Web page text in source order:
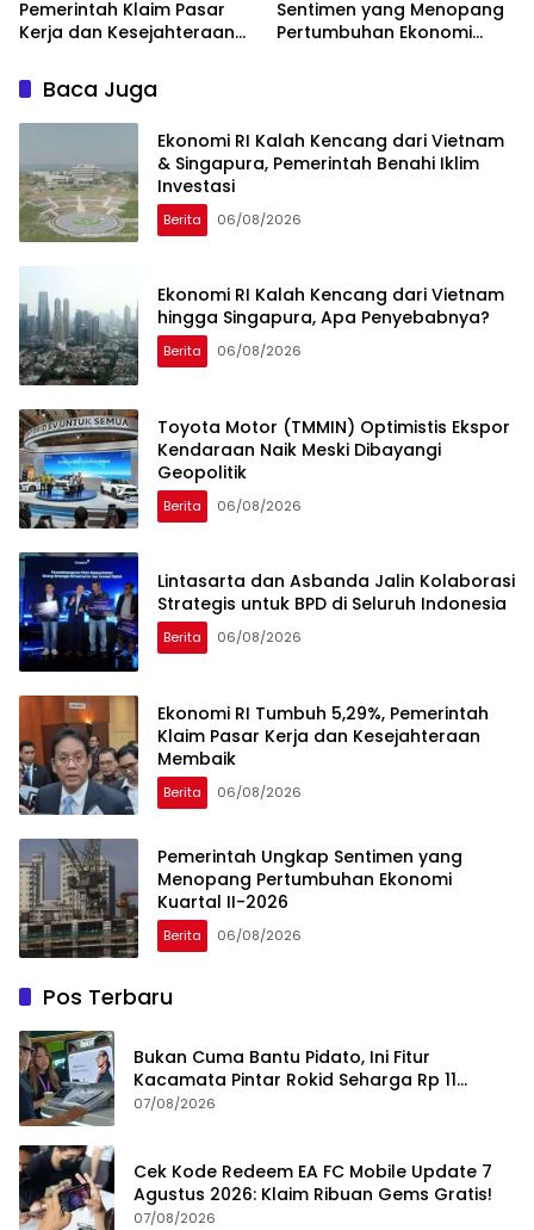
Pemerintah Klaim Pasar
Kerja dan Kesejahteraan
Sentimen yang Menopang
Pertumbuhan Ekonomi
Baca Juga
Ekonomi RI Kalah Kencang dari Vietnam
& Singapura, Pemerintah Benahi Iklim
Investasi
Berita 06/08/2026
Ekonomi RI Kalah Kencang dari Vietnam
hingga Singapura, Apa Penyebabnya?
Berita 06/08/2026
Toyota Motor (TMMIN) Optimistis Ekspor
Kendaraan Naik Meski Dibayangi
Geopolitik
Berita 06/08/2026
Lintasarta dan Asbanda Jalin Kolaborasi
Strategis untuk BPD di Seluruh Indonesia
Berita 06/08/2026
Ekonomi RI Tumbuh 5,29%, Pemerintah
Klaim Pasar Kerja dan Kesejahteraan
Membaik
Berita 06/08/2026
Pemerintah Ungkap Sentimen yang
Menopang Pertumbuhan Ekonomi
Kuartal II-2026
Berita 06/08/2026
Pos Terbaru
Bukan Cuma Bantu Pidato, Ini Fitur
Kacamata Pintar Rokid Seharga Rp 11
Jutaan
07/08/2026
Cek Kode Redeem EA FC Mobile Update 7
Agustus 2026: Klaim Ribuan Gems Gratis!
07/08/2026